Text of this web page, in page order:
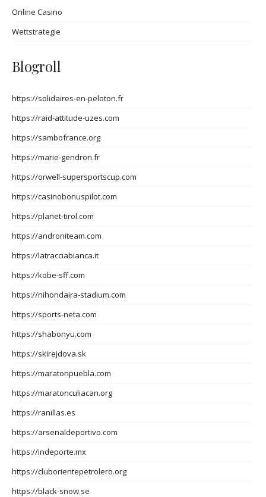
Online Casino
Wettstrategie
Blogroll
https://solidaires-en-peloton.fr
https://raid-attitude-uzes.com
https://sambofrance.org
https://marie-gendron.fr
https://orwell-supersportscup.com
https://casinobonuspilot.com
https://planet-tirol.com
https://androniteam.com
https://latracciabianca.it
https://kobe-sff.com
https://nihondaira-stadium.com
https://sports-neta.com
https://shabonyu.com
https://skirejdova.sk
https://maratonpuebla.com
https://maratonculiacan.org
https://ranillas.es
https://arsenaldeportivo.com
https://indeporte.mx
https://cluborientepetrolero.org
https://black-snow.se